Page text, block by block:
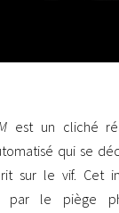
est un cliché
qui se
sur le vif. Cet
par le piège